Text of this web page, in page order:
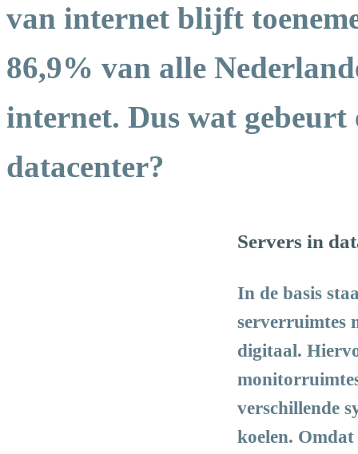
van internet blijft
86,9% van alle
internet. Dus wat gebeurt
datacenter?
Servers in
In de basis
serverruimtes
digitaal.
verschillende
koelen.